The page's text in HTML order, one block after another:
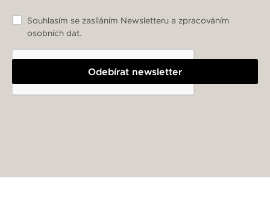
Odebírat newsletter
Souhlasím se zasíláním Newsletteru a zpracováním
osobních dat.